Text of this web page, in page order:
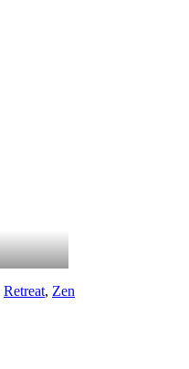
Retreat, Zen